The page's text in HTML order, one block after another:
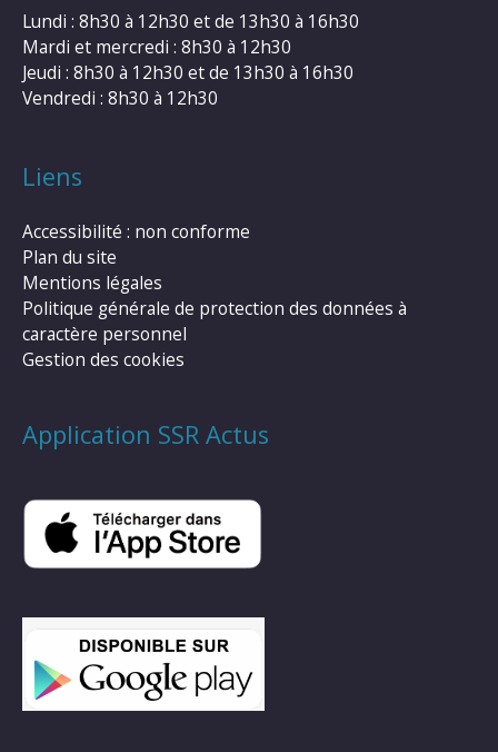
Lundi : 8h30 à 12h30 et de 13h30 à 16h30
Mardi et mercredi : 8h30 à 12h30
Jeudi : 8h30 à 12h30 et de 13h30 à 16h30
Vendredi : 8h30 à 12h30
Liens
Accessibilité : non conforme
Plan du site
Mentions légales
Politique générale de protection des données à
caractère personnel
Gestion des cookies
Application SSR Actus